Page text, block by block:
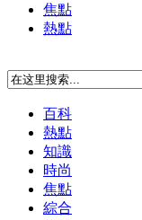
焦點
熱點
百科
熱點
知識
時尚
焦點
綜合